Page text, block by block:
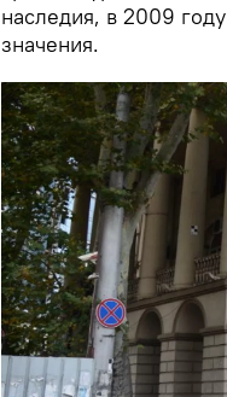
наследия, в 2009
значения.